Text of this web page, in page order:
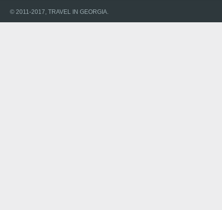
© 2011-2017, TRAVEL IN GEORGIA.